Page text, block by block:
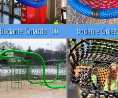
Bocianie Gniazdo 100 Bocianie